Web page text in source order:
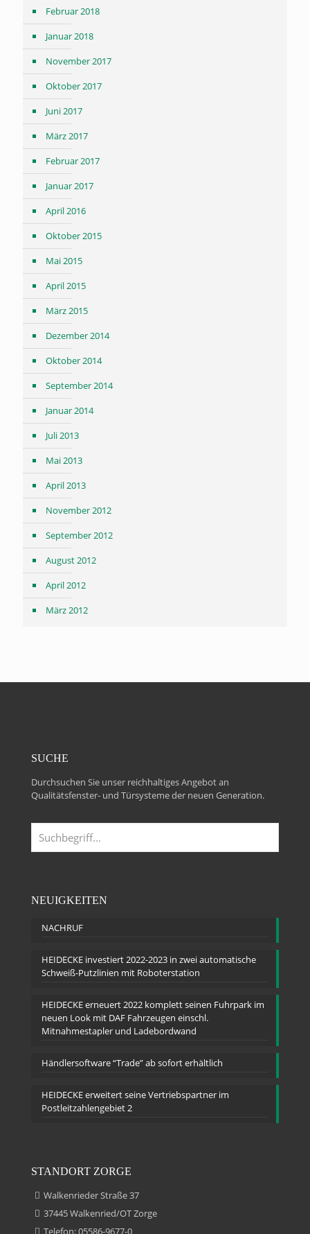
Februar 2018
Januar 2018
November 2017
Oktober 2017
Juni 2017
März 2017
Februar 2017
Januar 2017
April 2016
Oktober 2015
Mai 2015
April 2015
März 2015
Dezember 2014
Oktober 2014
September 2014
Januar 2014
Juli 2013
Mai 2013
April 2013
November 2012
September 2012
August 2012
April 2012
März 2012
SUCHE
Durchsuchen Sie unser reichhaltiges Angebot an
Qualitätsfenster- und Türsysteme der neuen Generation.
NEUIGKEITEN
NACHRUF
HEIDECKE investiert 2022-2023 in zwei automatische
Schweiß-Putzlinien mit Roboterstation
HEIDECKE erneuert 2022 komplett seinen Fuhrpark im
neuen Look mit DAF Fahrzeugen einschl.
Mitnahmestapler und Ladebordwand
Händlersoftware “Trade” ab sofort erhältlich
HEIDECKE erweitert seine Vertriebspartner im
Postleitzahlengebiet 2
STANDORT ZORGE
Walkenrieder Straße 37
37445 Walkenried/OT Zorge
Telefon: 05586-9677-0